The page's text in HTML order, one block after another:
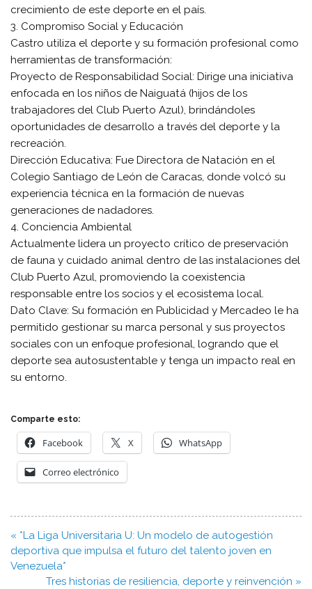
crecimiento de este deporte en el país.
​3. Compromiso Social y Educación
​Castro utiliza el deporte y su formación profesional como
herramientas de transformación:
​Proyecto de Responsabilidad Social: Dirige una iniciativa
enfocada en los niños de Naiguatá (hijos de los
trabajadores del Club Puerto Azul), brindándoles
oportunidades de desarrollo a través del deporte y la
recreación.
​Dirección Educativa: Fue Directora de Natación en el
Colegio Santiago de León de Caracas, donde volcó su
experiencia técnica en la formación de nuevas
generaciones de nadadores.
​4. Conciencia Ambiental
​Actualmente lidera un proyecto crítico de preservación
de fauna y cuidado animal dentro de las instalaciones del
Club Puerto Azul, promoviendo la coexistencia
responsable entre los socios y el ecosistema local.
​Dato Clave: Su formación en Publicidad y Mercadeo le ha
permitido gestionar su marca personal y sus proyectos
sociales con un enfoque profesional, logrando que el
deporte sea autosustentable y tenga un impacto real en
su entorno.
Comparte esto:
Facebook X WhatsApp
Correo electrónico
Navegación
de
entradas
« *​La Liga Universitaria U: Un modelo de autogestión
deportiva que impulsa el futuro del talento joven en
Venezuela*
​Tres historias de resiliencia, deporte y reinvención »